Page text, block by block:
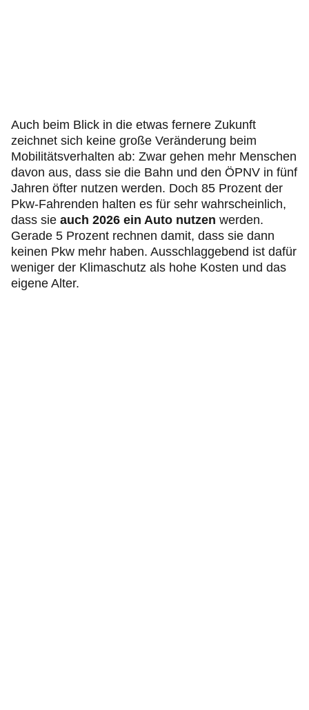
Auch beim Blick in die etwas fernere Zukunft
zeichnet sich keine große Veränderung beim
Mobilitätsverhalten ab: Zwar gehen mehr Menschen
davon aus, dass sie die Bahn und den ÖPNV in fünf
Jahren öfter nutzen werden. Doch 85 Prozent der
Pkw-Fahrenden halten es für sehr wahrscheinlich,
dass sie auch 2026 ein Auto nutzen werden.
Gerade 5 Prozent rechnen damit, dass sie dann
keinen Pkw mehr haben. Ausschlaggebend ist dafür
weniger der Klimaschutz als hohe Kosten und das
eigene Alter.